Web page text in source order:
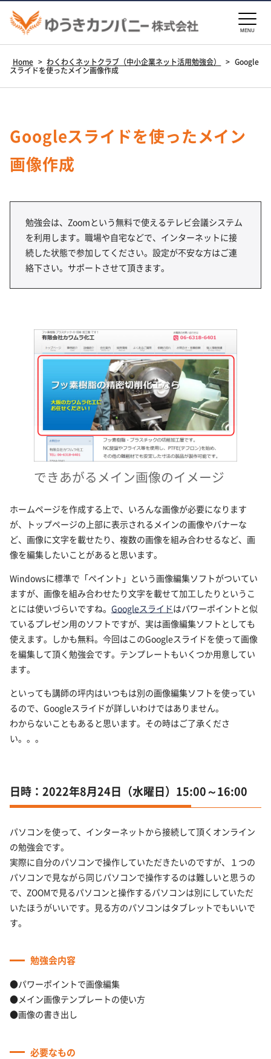
MENU
Home > わくわくネットクラブ（中小企業ネット活用勉強会） > Google
スライドを使ったメイン画像作成
Googleスライドを使ったメイン
画像作成
勉強会は、Zoomという無料で使えるテレビ会議システム
を利用します。職場や自宅などで、インターネットに接
続した状態で参加してください。設定が不安な方はご連
絡下さい。サポートさせて頂きます。
できあがるメイン画像のイメージ
ホームページを作成する上で、いろんな画像が必要になります
が、トップページの上部に表示されるメインの画像やバナーな
ど、画像に文字を載せたり、複数の画像を組み合わせるなど、画
像を編集したいことがあると思います。
Windowsに標準で「ペイント」という画像編集ソフトがついてい
ますが、画像を組み合わせたり文字を載せて加工したりというこ
とには使いづらいですね。 Googleスライドはパワーポイントと似
ているプレゼン用のソフトですが、実は画像編集ソフトとしても
使えます。しかも無料。今回はこのGoogleスライドを使って画像
を編集して頂く勉強会です。テンプレートもいくつか用意してい
ます。
といっても講師の坪内はいつもは別の画像編集ソフトを使ってい
るので、Googleスライドが詳しいわけではありません。
わからないこともあると思います。その時はご了承くださ
い。。。
日時：2022年8月24日（水曜日）15:00～16:00
パソコンを使って、インターネットから接続して頂くオンライン
の勉強会です。
実際に自分のパソコンで操作していただきたいのですが、１つの
パソコンで見ながら同じパソコンで操作するのは難しいと思うの
で、ZOOMで見るパソコンと操作するパソコンは別にしていただ
いたほうがいいです。見る方のパソコンはタブレットでもいいで
す。
勉強会内容
●パワーポイントで画像編集
●メイン画像テンプレートの使い方
●画像の書き出し
必要なもの